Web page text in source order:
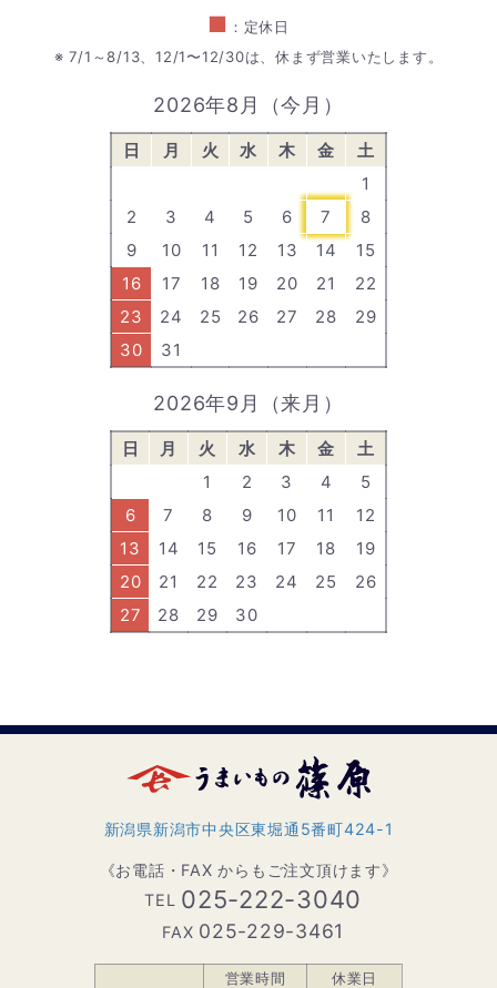
■ ：定休日
※ 7/1～8/13、12/1〜12/30は、休まず営業いたします。
2026年8月（今月）
日 月 火 水 木 金
土
1
2
3 4 5 6 7
8
9
10 11 12 13 14
15
16
17 18 19 20 21
22
23
24 25 26 27 28
29
30
31
2026年9月（来月）
日 月 火 水 木 金
土
1
2 3 4
5
6
7 8 9 10 11
12
13
14 15 16 17 18
19
20
21 22 23 24 25
26
27
28 29 30
新潟県新潟市中央区東堀通5番町424-1
《お電話・FAX からもご注文頂けます》
TEL
025-222-3040
FAX 025-229-3461
営業時間
休業日